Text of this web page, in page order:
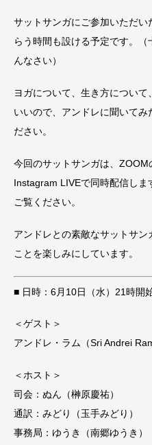
サットサンガにご参加いただ
らう時間も設ける予定です。
んなさい）
ヨガについて、生き方につい
いいので、アンドレに聞いてみ
ださい。
今回のサットサンガは、ZOOM
Instagram LIVEで同時配信し
ご覧ください。
アンドレとの素敵なサットサ
ことを楽しみにしています。
■ 日時：6月10日（水）21時開
＜ゲスト＞
アンドレ・ラム（Sri Andrei
＜ホスト＞
司会：ぬん（榊原慶祐）
通訳：みどり（玉手みどり）
事務局：ゆうき（南郷ゆうき）